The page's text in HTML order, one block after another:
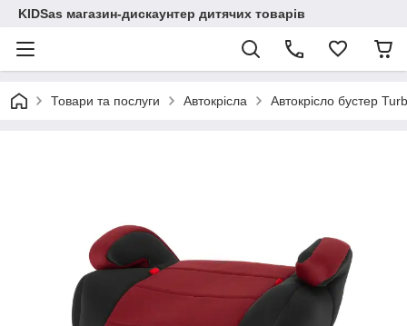
KIDSas магазин-дискаунтер дитячих товарів
Товари та послуги Автокрісла Автокрісло бустер